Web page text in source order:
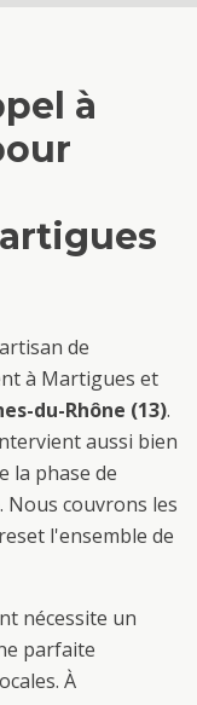
à
de
à Martigues et
du-Rhône (13).
aussi bien
la phase de
Nous couvrons les
et l'ensemble de
nécessite un
parfaite
À